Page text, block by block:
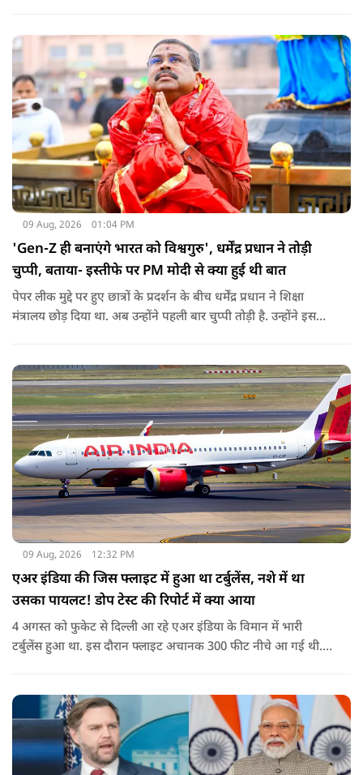
09 Aug, 2026 01:04 PM
'Gen-Z ही बनाएंगे भारत को विश्वगुरु', धर्मेंद्र प्रधान ने तोड़ी
चुप्पी, बताया- इस्तीफे पर PM मोदी से क्या हुई थी बात
पेपर लीक मुद्दे पर हुए छात्रों के प्रदर्शन के बीच धर्मेंद्र प्रधान ने शिक्षा
मंत्रालय छोड़ दिया था. अब उन्होंने पहली बार चुप्पी तोड़ी है. उन्होंने इस
09 Aug, 2026 12:32 PM
एअर इंडिया की जिस फ्लाइट में हुआ था टर्बुलेंस, नशे में था
उसका पायलट! डोप टेस्ट की रिपोर्ट में क्या आया
4 अगस्त को फुकेट से दिल्ली आ रहे एअर इंडिया के विमान में भारी
टर्बुलेंस हुआ था. इस दौरान फ्लाइट अचानक 300 फीट नीचे आ गई थी.